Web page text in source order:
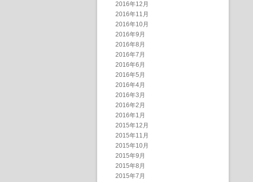
2016年12月
2016年11月
2016年10月
2016年9月
2016年8月
2016年7月
2016年6月
2016年5月
2016年4月
2016年3月
2016年2月
2016年1月
2015年12月
2015年11月
2015年10月
2015年9月
2015年8月
2015年7月